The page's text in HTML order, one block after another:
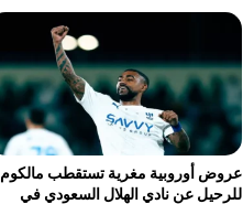
عروض أوروبية مغرية تستقطب مالكوم
للرحيل عن نادي الهلال السعودي في